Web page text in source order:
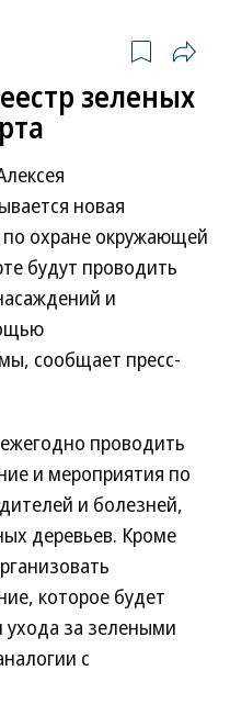
зеленых
новая
охране окружающей
будут проводить
и
сообщает пресс-
проводить
и мероприятия по
и болезней,
деревьев. Кроме
которое будет
за зелеными
с